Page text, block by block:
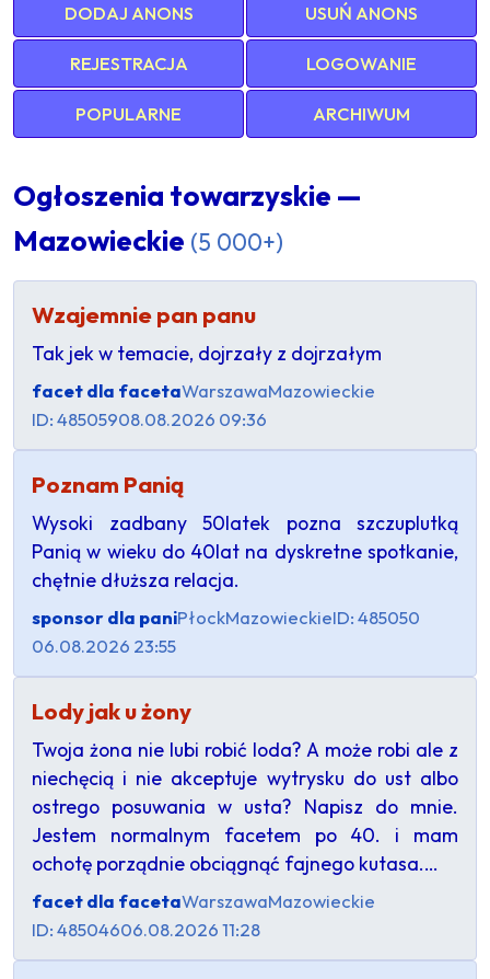
DODAJ ANONS USUŃ ANONS
REJESTRACJA LOGOWANIE
POPULARNE ARCHIWUM
Ogłoszenia towarzyskie —
Mazowieckie (5 000+)
Wzajemnie pan panu
Tak jek w temacie, dojrzały z dojrzałym
facet dla facetaWarszawaMazowieckie
ID: 48505908.08.2026 09:36
Poznam Panią
Wysoki zadbany 50latek pozna szczuplutką
Panią w wieku do 40lat na dyskretne spotkanie,
chętnie dłuższa relacja.
sponsor dla paniPłockMazowieckieID: 485050
06.08.2026 23:55
Lody jak u żony
Twoja żona nie lubi robić loda? A może robi ale z
niechęcią i nie akceptuje wytrysku do ust albo
ostrego posuwania w usta? Napisz do mnie.
Jestem normalnym facetem po 40. i mam
ochotę porządnie obciągnąć fajnego kutasa.…
facet dla facetaWarszawaMazowieckie
ID: 48504606.08.2026 11:28